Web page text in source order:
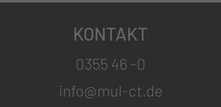
KONTAKT
0355 46 -0
info@mul-ct.de